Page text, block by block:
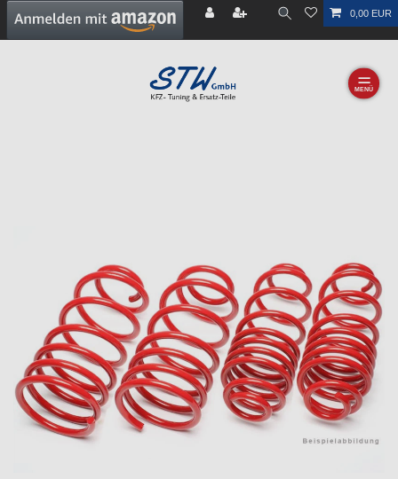
0,00 EUR
☰